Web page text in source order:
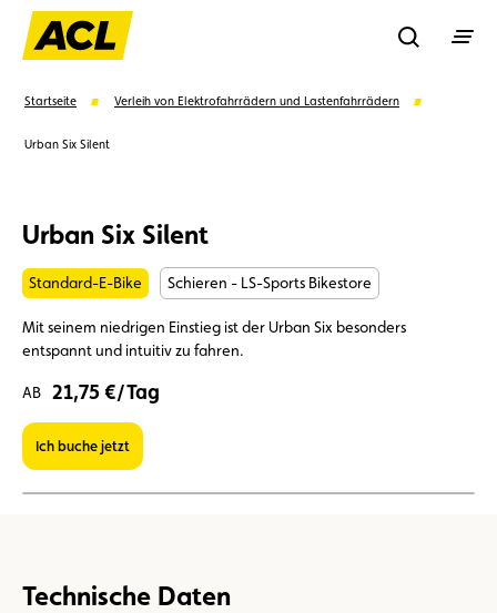
Rechercher
Vorschläge
Mitglied Mitgliedervorteile Vignetten
Umweltplakette Kaufvertrag
Startseite Verleih von Elektrofahrrädern und Lastenfahrrädern
Urban Six Silent
Urban Six Silent
Standard-E-Bike Schieren - LS-Sports Bikestore
Mit seinem niedrigen Einstieg ist der Urban Six besonders
entspannt und intuitiv zu fahren.
AB 21,75 €/Tag
Ich buche jetzt
Technische Daten